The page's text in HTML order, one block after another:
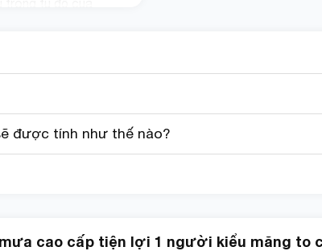
là áo mưa tiện lợi,
được tính như thế nào?
cao cấp tiện lợi 1 người kiểu măng to